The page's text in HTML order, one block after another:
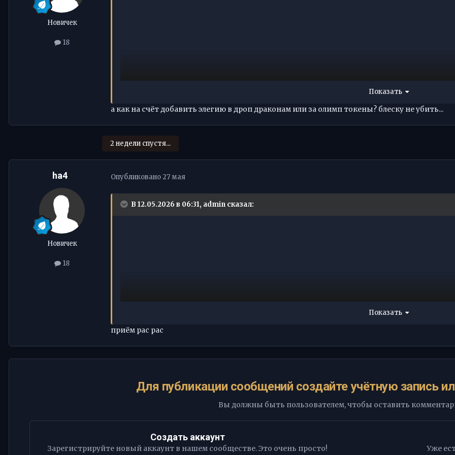
Новичек
18
Показать
а как на счёт добавить элегию в дроп драконам или за олимп токены? блеску не убить...
2 недели спустя...
ha4
Новичек
18
Опубликовано27 мая
В 12.05.2026 в 06:31, admin сказал:
Показать
приём рас рас
Для публикации сообщений создайте учётную запись
Вы должны быть пользователем, чтобы оставить
Создать аккаунт
Зарегистрируйте новый аккаунт в нашем сообществе. Это очень просто! Уже